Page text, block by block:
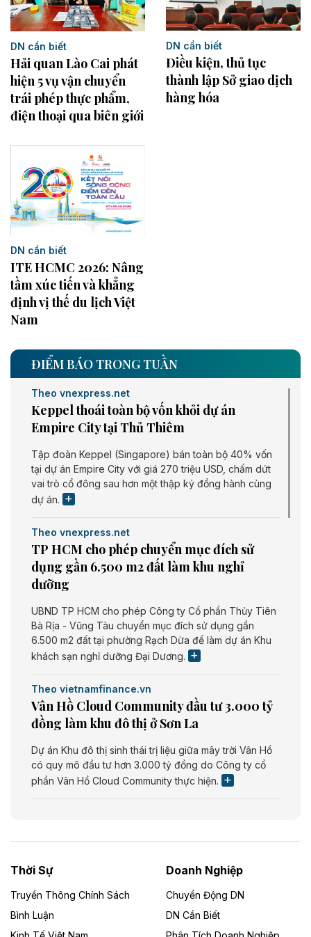
DN cần biết
Hải quan Lào Cai phát
hiện 5 vụ vận chuyển
trái phép thực phẩm,
điện thoại qua biên giới
DN cần biết
Điều kiện, thủ tục
thành lập Sở giao dịch
hàng hóa
DN cần biết
ITE HCMC 2026: Nâng
tầm xúc tiến và khẳng
định vị thế du lịch Việt
Nam
ĐIỂM BÁO TRONG TUẦN
Theo vnexpress.net
Keppel thoái toàn bộ vốn khỏi dự án
Empire City tại Thủ Thiêm
Tập đoàn Keppel (Singapore) bán toàn bộ 40% vốn
tại dự án Empire City với giá 270 triệu USD, chấm dứt
vai trò cổ đông sau hơn một thập kỷ đồng hành cùng
dự án.
Theo vnexpress.net
TP HCM cho phép chuyển mục đích sử
dụng gần 6.500 m2 đất làm khu nghỉ
dưỡng
UBND TP HCM cho phép Công ty Cổ phần Thủy Tiên
Bà Rịa - Vũng Tàu chuyển mục đích sử dụng gần
6.500 m2 đất tại phường Rạch Dừa để làm dự án Khu
khách sạn nghỉ dưỡng Đại Dương.
Theo vietnamfinance.vn
Vân Hồ Cloud Community đầu tư 3.000 tỷ
đồng làm khu đô thị ở Sơn La
Dự án Khu đô thị sinh thái trị liệu giữa mây trời Vân Hồ
có quy mô đầu tư hơn 3.000 tỷ đồng do Công ty cổ
phần Vân Hồ Cloud Community thực hiện.
Dự án Nhà máy xử lý rác và phát điện Bắc Giang do
Công ty TNHH Năng lượng môi trường Bắc Giang làm
Thời Sự
Truyền Thông Chính Sách
Bình Luận
Doanh Nghiệp
Chuyển Động DN
DN Cần Biết